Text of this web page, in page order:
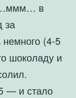
в
за
немного (4-5
шоколаду и
— и стало